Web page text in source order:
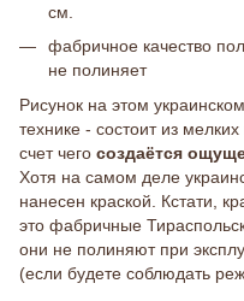
см.
фабричное качество
не полиняет
Рисунок на этом
технике - состоит из
счет чего создаётся
Хотя на самом деле
нанесен краской. Кстати,
это фабричные
они не полиняют при
(если будете соблюдать